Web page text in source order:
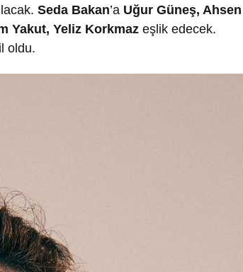
Seda Bakan’a Uğur Güneş, Ahsen
Yakut, Yeliz Korkmaz eşlik edecek.
oldu.